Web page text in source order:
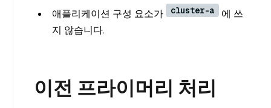
애플리케이션 구성 요소가
cluster-a
에 쓰
지 않습니다.
이전 프라이머리 처리